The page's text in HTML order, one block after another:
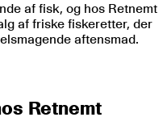
af fisk, og hos Retnemt
af friske fiskeretter, der
aftensmad.
Retnemt